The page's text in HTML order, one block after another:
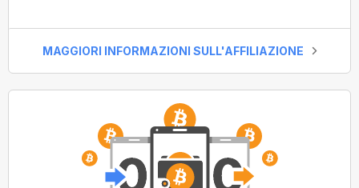
MAGGIORI INFORMAZIONI SULL'AFFILIAZIONE